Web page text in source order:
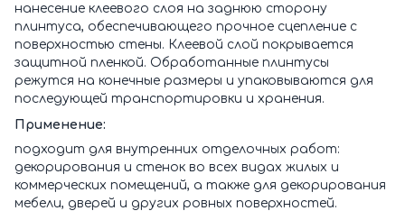
нанесение клеевого слоя на заднюю сторону
плинтуса, обеспечивающего прочное сцепление с
поверхностью стены. Клеевой слой покрывается
защитной пленкой. Обработанные плинтусы
режутся на конечные размеры и упаковываются для
последующей транспортировки и хранения.
Применение:
подходит для внутренних отделочных работ:
декорирования и стенок во всех видах жилых и
коммерческих помещений, а также для декорирования
мебели, дверей и других ровных поверхностей.